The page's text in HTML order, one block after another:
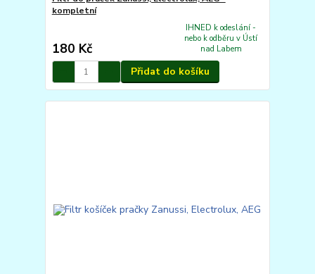
kompletní
180 Kč
IHNED k odeslání -
nebo k odběru v Ústí
nad Labem
Přidat do košíku